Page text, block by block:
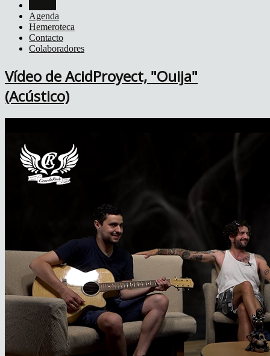
Agenda
Hemeroteca
Contacto
Colaboradores
Vídeo de AcidProyect, "Ouija"
(Acústico)